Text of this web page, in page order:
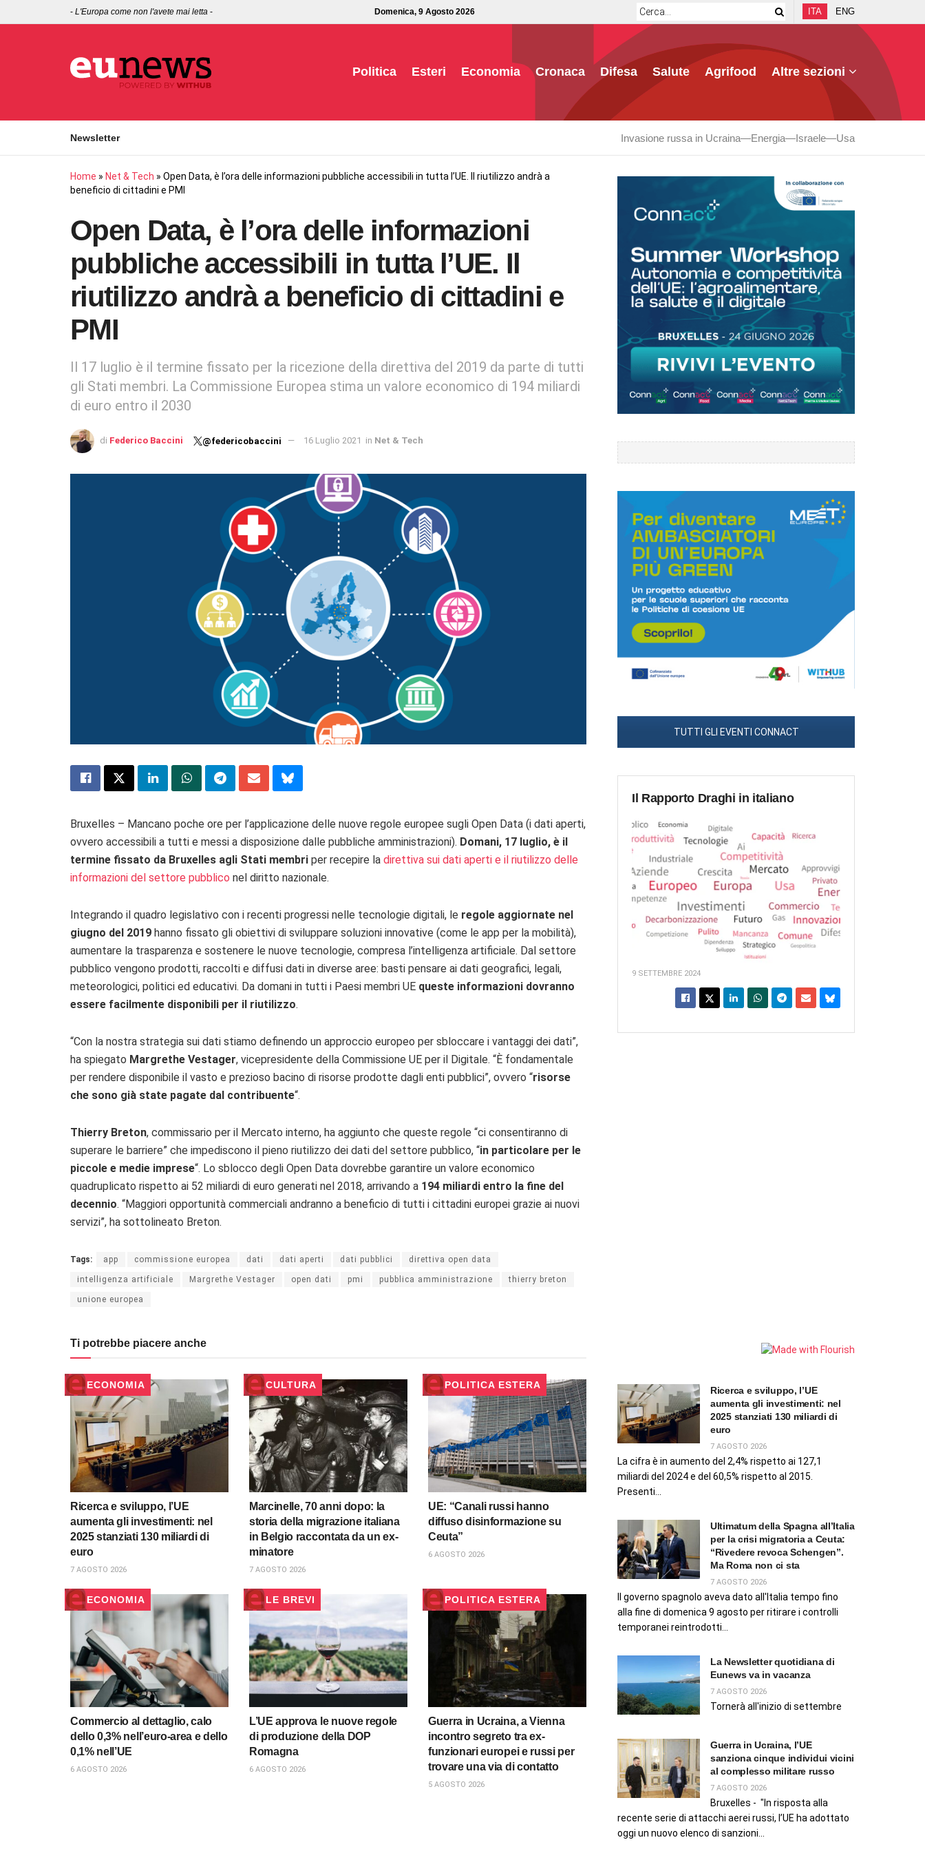
- L'Europa come non l'avete mai letta - Domenica, 9 Agosto 2026 ITA ENG
Politica Esteri Economia Cronaca Difesa Salute Agrifood Altre sezioni
Newsletter Invasione russa in Ucraina Energia Israele Usa
Home » Net & Tech » Open Data, è l’ora delle informazioni pubbliche accessibili in tutta l’UE. Il riutilizzo andrà a
beneficio di cittadini e PMI
Open Data, è l’ora delle informazioni
pubbliche accessibili in tutta l’UE. Il
riutilizzo andrà a beneficio di cittadini e
PMI
Il 17 luglio è il termine fissato per la ricezione della direttiva del 2019 da parte di tutti
gli Stati membri. La Commissione Europea stima un valore economico di 194 miliardi
di euro entro il 2030
di Federico Baccini @federicobaccini 16 Luglio 2021 in Net & Tech
Bruxelles – Mancano poche ore per l’applicazione delle nuove regole europee sugli Open Data (i dati aperti,
ovvero accessibili a tutti e messi a disposizione dalle pubbliche amministrazioni). Domani, 17 luglio, è il
termine fissato da Bruxelles agli Stati membri per recepire la direttiva sui dati aperti e il riutilizzo delle
informazioni del settore pubblico nel diritto nazionale.
Integrando il quadro legislativo con i recenti progressi nelle tecnologie digitali, le regole aggiornate nel
giugno del 2019 hanno fissato gli obiettivi di sviluppare soluzioni innovative (come le app per la mobilità),
aumentare la trasparenza e sostenere le nuove tecnologie, compresa l’intelligenza artificiale. Dal settore
pubblico vengono prodotti, raccolti e diffusi dati in diverse aree: basti pensare ai dati geografici, legali,
meteorologici, politici ed educativi. Da domani in tutti i Paesi membri UE queste informazioni dovranno
essere facilmente disponibili per il riutilizzo.
“Con la nostra strategia sui dati stiamo definendo un approccio europeo per sbloccare i vantaggi dei dati”,
ha spiegato Margrethe Vestager, vicepresidente della Commissione UE per il Digitale. “È fondamentale
per rendere disponibile il vasto e prezioso bacino di risorse prodotte dagli enti pubblici”, ovvero “risorse
che sono già state pagate dal contribuente“.
Thierry Breton, commissario per il Mercato interno, ha aggiunto che queste regole “ci consentiranno di
superare le barriere” che impediscono il pieno riutilizzo dei dati del settore pubblico, “in particolare per le
piccole e medie imprese“. Lo sblocco degli Open Data dovrebbe garantire un valore economico
quadruplicato rispetto ai 52 miliardi di euro generati nel 2018, arrivando a 194 miliardi entro la fine del
decennio. “Maggiori opportunità commerciali andranno a beneficio di tutti i cittadini europei grazie ai nuovi
servizi”, ha sottolineato Breton.
Tags: app commissione europea dati dati aperti dati pubblici direttiva open data
intelligenza artificiale Margrethe Vestager open dati pmi pubblica amministrazione thierry breton
unione europea
Ti potrebbe piacere anche
ECONOMIA
Ricerca e sviluppo, l’UE
aumenta gli investimenti: nel
2025 stanziati 130 miliardi di
euro
7 AGOSTO 2026
CULTURA
Marcinelle, 70 anni dopo: la
storia della migrazione italiana
in Belgio raccontata da un ex-
minatore
7 AGOSTO 2026
POLITICA ESTERA
UE: “Canali russi hanno
diffuso disinformazione su
Ceuta”
6 AGOSTO 2026
ECONOMIA
Commercio al dettaglio, calo
dello 0,3% nell’euro-area e dello
0,1% nell’UE
6 AGOSTO 2026
LE BREVI
L’UE approva le nuove regole
di produzione della DOP
Romagna
6 AGOSTO 2026
POLITICA ESTERA
Guerra in Ucraina, a Vienna
incontro segreto tra ex-
funzionari europei e russi per
trovare una via di contatto
5 AGOSTO 2026
TUTTI GLI EVENTI CONNACT
Il Rapporto Draghi in italiano
9 SETTEMBRE 2024
Ricerca e sviluppo, l’UE
aumenta gli investimenti: nel
2025 stanziati 130 miliardi di
euro
7 AGOSTO 2026
La cifra è in aumento del 2,4% rispetto ai 127,1
miliardi del 2024 e del 60,5% rispetto al 2015.
Presenti...
Ultimatum della Spagna all’Italia
per la crisi migratoria a Ceuta:
“Rivedere revoca Schengen”.
Ma Roma non ci sta
7 AGOSTO 2026
Il governo spagnolo aveva dato all'Italia tempo fino
alla fine di domenica 9 agosto per ritirare i controlli
temporanei reintrodotti...
La Newsletter quotidiana di
Eunews va in vacanza
7 AGOSTO 2026
Tornerà all'inizio di settembre
Guerra in Ucraina, l’UE
sanziona cinque individui vicini
al complesso militare russo
7 AGOSTO 2026
Bruxelles - "In risposta alla
recente serie di attacchi aerei russi, l’UE ha adottato
oggi un nuovo elenco di sanzioni...